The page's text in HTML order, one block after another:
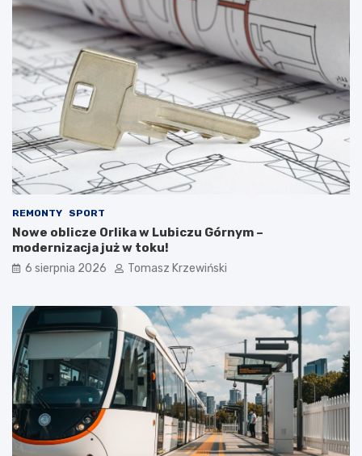
REMONTY SPORT
Nowe oblicze Orlika w Lubiczu Górnym –
modernizacja już w toku!
6 sierpnia 2026 Tomasz Krzewiński